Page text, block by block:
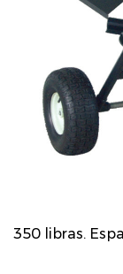
350 libras.